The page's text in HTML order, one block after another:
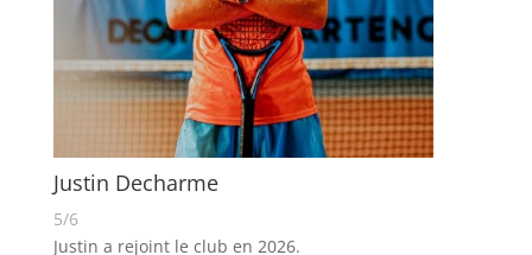
Justin Decharme
5/6
Justin a rejoint le club en 2026.